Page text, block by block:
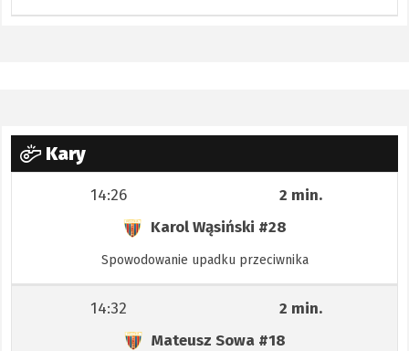
Kary
14:26
2 min.
Karol Wąsiński #28
Spowodowanie upadku przeciwnika
14:32
2 min.
Mateusz Sowa #18